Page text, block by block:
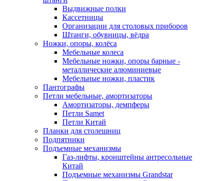
Выдвижные полки
Кассетницы
Организации для столовых приборов
Штанги, обувницы, вёдра
Ножки, опоры, колёса
Мебельные колеса
Мебельные ножки, опоры барные -
металлические алюминиевые
Мебельные ножки, пластик
Пантографы
Петли мебельные, амортизаторы
Амортизаторы, демпферы
Петли Samet
Петли Китай
Планки для столешниц
Подпятники
Подъемные механизмы
Газ-лифты, кронштейны антресольные
Китай
Подъемные механизмы Grandstar